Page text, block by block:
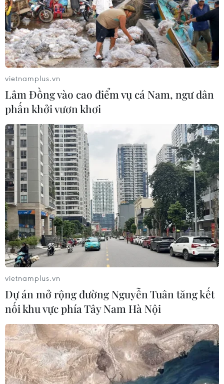
vietnamplus.vn
Lâm Đồng vào cao điểm vụ cá Nam, ngư dân
phấn khởi vươn khơi
vietnamplus.vn
Dự án mở rộng đường Nguyễn Tuân tăng kết
nối khu vực phía Tây Nam Hà Nội